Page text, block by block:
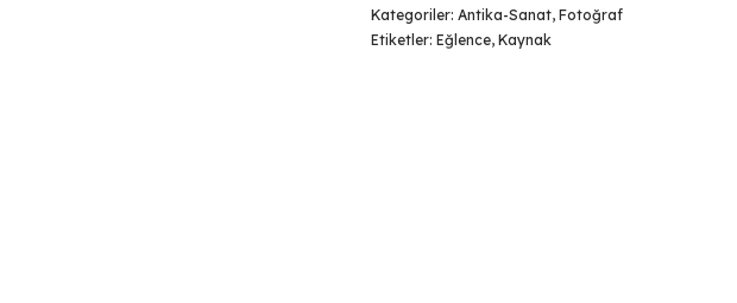
Kategoriler: Antika-Sanat, Fotoğraf
Etiketler: Eğlence, Kaynak